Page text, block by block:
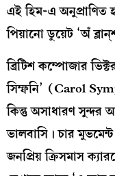
এই হিম-এ অনুপ্রাণিত
পিয়ানো ডুয়েট ‘অঁ
ব্রিটিশ কম্পোজার
সিম্ফনি’ (Carol
কিন্তু অসাধারণ
ভালবাসি। চার
জনপ্রিয় ক্রিসমাস